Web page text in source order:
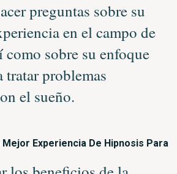
preguntas sobre su
en el campo de
sobre su enfoque
tratar problemas
el sueño.
Experiencia De Hipnosis Para